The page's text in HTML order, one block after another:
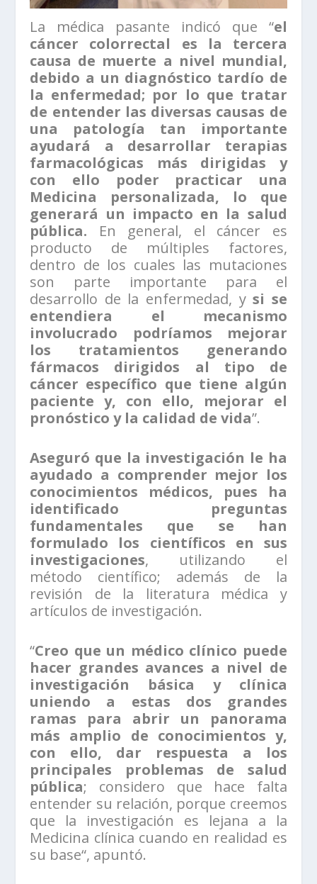
La médica pasante indicó que “el
cáncer colorrectal es la tercera
causa de muerte a nivel mundial,
debido a un diagnóstico tardío de
la enfermedad; por lo que tratar
de entender las diversas causas de
una patología tan importante
ayudará a desarrollar terapias
farmacológicas más dirigidas y
con ello poder practicar una
Medicina personalizada, lo que
generará un impacto en la salud
pública. En general, el cáncer es
producto de múltiples factores,
dentro de los cuales las mutaciones
son parte importante para el
desarrollo de la enfermedad, ysi se
entendiera el mecanismo
involucrado podríamos mejorar
los tratamientos generando
fármacos dirigidos al tipo de
cáncer específico que tiene algún
paciente y, con ello, mejorar el
pronóstico y la calidad de vida”.
Aseguró que la investigación le ha
ayudado a comprender mejor los
conocimientos médicos, pues ha
identificado preguntas
fundamentales que se han
formulado los científicos en sus
investigaciones, utilizando el
método científico; además de la
revisión de la literatura médica y
artículos de investigación.
“Creo que un médico clínico puede
hacer grandes avances a nivel de
investigación básica y clínica
uniendo a estas dos grandes
ramas para abrir un panorama
más amplio de conocimientos y,
con ello, dar respuesta a los
principales problemas de salud
pública; considero que hace falta
entender su relación, porque creemos
que la investigación es lejana a la
Medicina clínica cuando en realidad es
su base“, apuntó.